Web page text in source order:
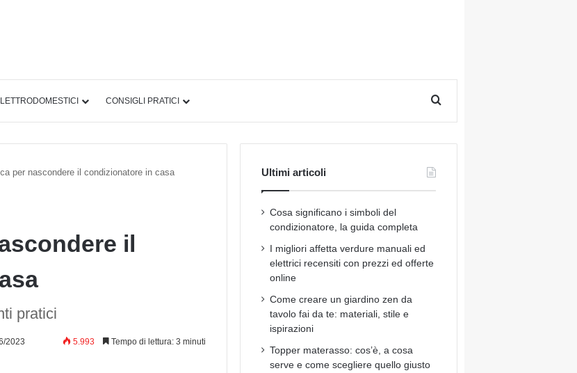
CONSIGLI PRATICI
per nascondere il condizionatore in casa
il
pratici
2023 5.993 Tempo di lettura: 3 minuti
Ultimi articoli
Cosa significano i simboli del
condizionatore, la guida completa
I migliori affetta verdure manuali ed
elettrici recensiti con prezzi ed offerte
online
Come creare un giardino zen da
tavolo fai da te: materiali, stile e
ispirazioni
Topper materasso: cos’è, a cosa
serve e come scegliere quello giusto